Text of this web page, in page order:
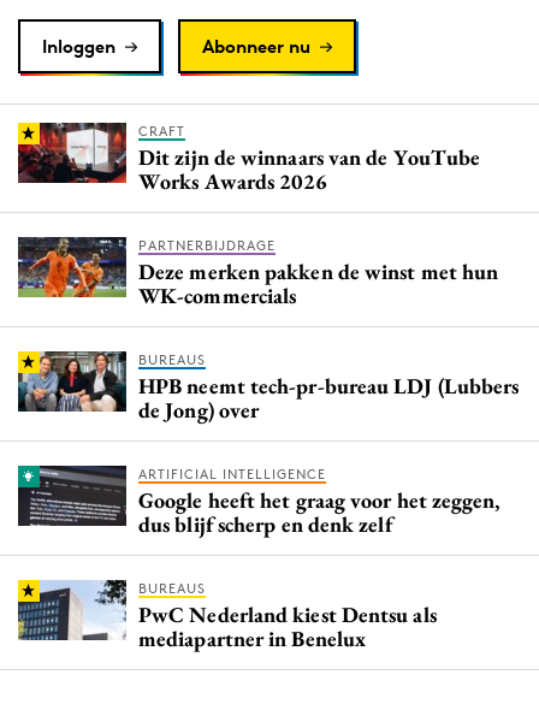
Purpose Marketing
Reputatie & crisis
Inloggen Abonneer nu
CRAFT
Dit zijn de winnaars van de YouTube
Works Awards 2026
PARTNERBIJDRAGE
Deze merken pakken de winst met hun
WK-commercials
BUREAUS
HPB neemt tech-pr-bureau LDJ (Lubbers
de Jong) over
ARTIFICIAL INTELLIGENCE
Google heeft het graag voor het zeggen,
dus blijf scherp en denk zelf
BUREAUS
PwC Nederland kiest Dentsu als
mediapartner in Benelux